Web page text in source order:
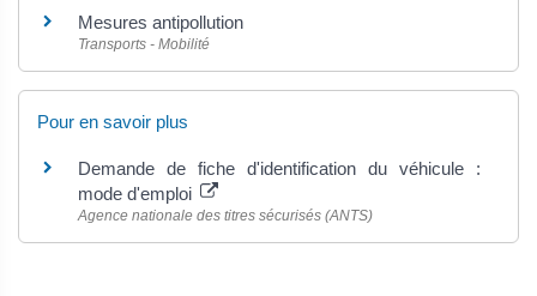
Mesures antipollution
Transports - Mobilité
Pour en savoir plus
Demande de fiche d'identification du véhicule :
mode d'emploi
Agence nationale des titres sécurisés (ANTS)